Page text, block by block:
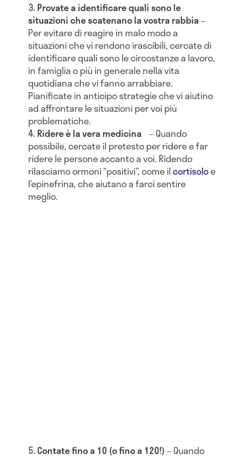
Provate a identificare quali sono le
situazioni che scatenano la vostra rabbia –
Per evitare di reagire in malo modo a
situazioni che vi rendono irascibili, cercate di
identificare quali sono le circostanze a lavoro,
in famiglia o più in generale nella vita
quotidiana che vi fanno arrabbiare.
Pianificate in anticipo strategie che vi aiutino
ad affrontare le situazioni per voi più
problematiche.
Ridere è la vera medicina – Quando
possibile, cercate il pretesto per ridere e far
ridere le persone accanto a voi. Ridendo
rilasciamo ormoni “positivi”, come ilcortisoloe
l’epinefrina, che aiutano a farci sentire
meglio.
Contate fino a 10 (o fino a 120!) – Quando